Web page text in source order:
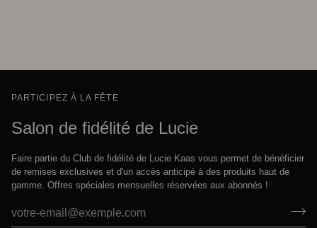
PARTICIPEZ À LA FÊTE
Salon de fidélité de Lucie
Faire partie du Club de fidélité de Lucie Kaas vous permet de bénéficier
de remises exclusives et d'un accès anticipé à des produits haut de
gamme. Offres spéciales mensuelles réservées aux abonnés !